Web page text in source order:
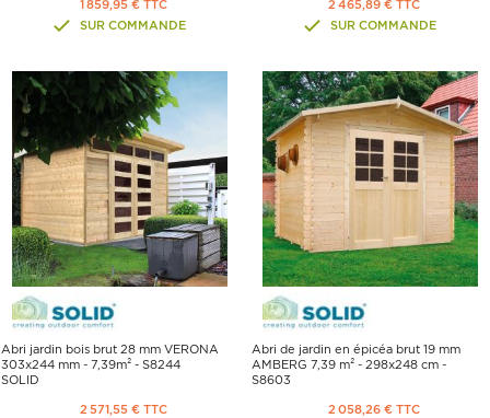
1 859,95 € TTC
SUR COMMANDE
2 465,89 € TTC
SUR COMMANDE
Abri jardin bois brut 28 mm VERONA
303x244 mm - 7,39m² - S8244
SOLID
2 571,55 € TTC
Abri de jardin en épicéa brut 19 mm
AMBERG 7,39 m² - 298x248 cm -
S8603
2 058,26 € TTC